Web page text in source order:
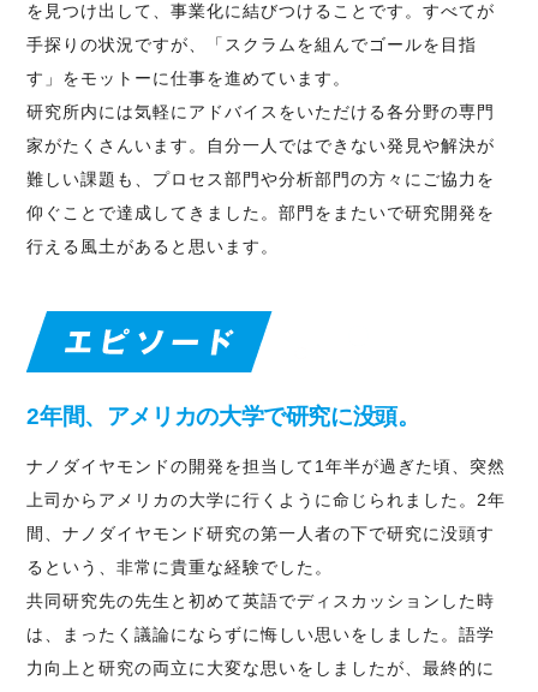
を見つけ出して、事業化に結びつけることです。すべてが
手探りの状況ですが、「スクラムを組んでゴールを目指
す」をモットーに仕事を進めています。
研究所内には気軽にアドバイスをいただける各分野の専門
家がたくさんいます。自分一人ではできない発見や解決が
難しい課題も、プロセス部門や分析部門の方々にご協力を
仰ぐことで達成してきました。部門をまたいで研究開発を
行える風土があると思います。
2年間、アメリカの大学で研究に没頭。
ナノダイヤモンドの開発を担当して1年半が過ぎた頃、突然
上司からアメリカの大学に行くように命じられました。2年
間、ナノダイヤモンド研究の第一人者の下で研究に没頭す
るという、非常に貴重な経験でした。
共同研究先の先生と初めて英語でディスカッションした時
は、まったく議論にならずに悔しい思いをしました。語学
力向上と研究の両立に大変な思いをしましたが、最終的に